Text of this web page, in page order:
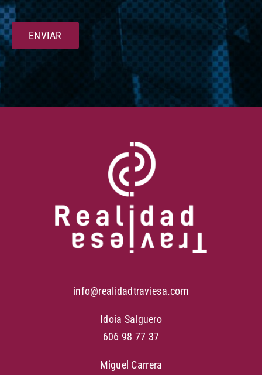
ENVIAR
info@realidadtraviesa.com
Idoia Salguero
606 98 77 37
Miguel Carrera